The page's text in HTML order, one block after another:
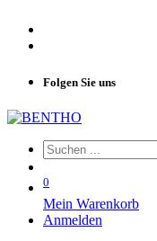
Folgen Sie uns
0
Mein Warenkorb
Anmelden